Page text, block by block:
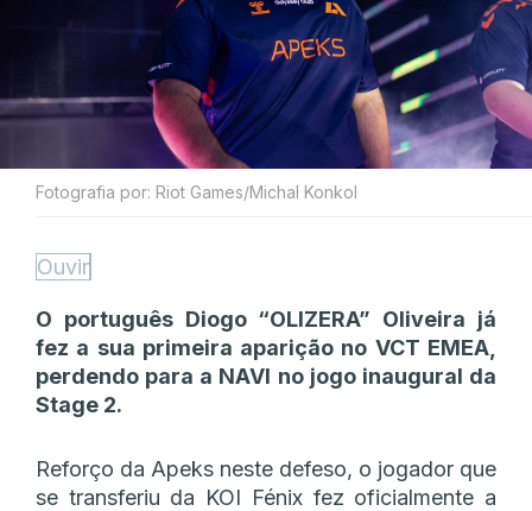
Fotografia por: Riot Games/Michal Konkol
Ouvir
O português Diogo “OLIZERA” Oliveira já
fez a sua primeira aparição no VCT EMEA,
perdendo para a NAVI no jogo inaugural da
Stage 2.
Reforço da Apeks neste defeso, o jogador que
se transferiu da KOI Fénix fez oficialmente a